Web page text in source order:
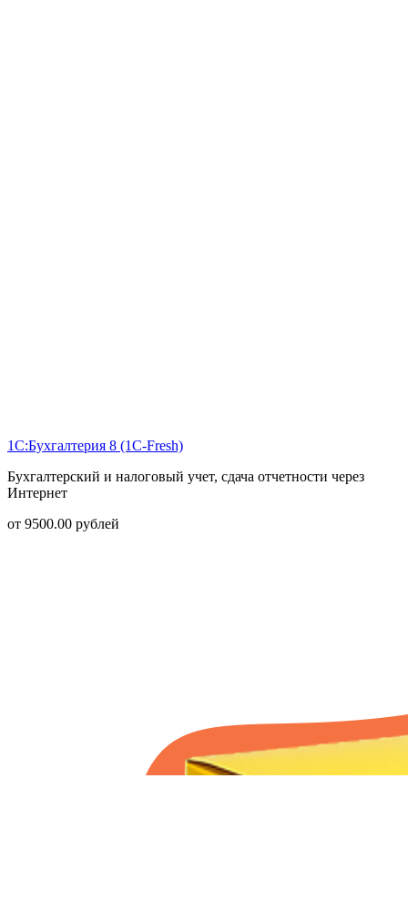
1С:Бухгалтерия 8 (1С-Fresh)
Бухгалтерский и налоговый учет, сдача отчетности через
Интернет
от 9500.00 рублей